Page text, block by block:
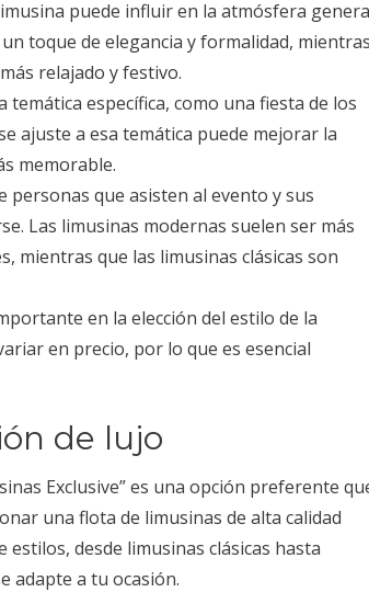
puede influir en la atmósfera
toque de elegancia y formalidad,
relajado y festivo.
temática específica, como una fiesta de los
ajuste a esa temática puede mejorar la
memorable.
personas que asisten al evento y sus
Las limusinas modernas suelen ser más
mientras que las limusinas clásicas son
en la elección del estilo de la
en precio, por lo que es esencial
de lujo
Exclusive” es una opción preferente
una flota de limusinas de alta calidad
desde limusinas clásicas hasta
adapte a tu ocasión.